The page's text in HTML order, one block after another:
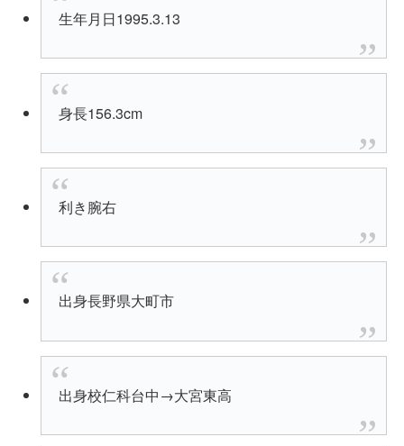
生年月日1995.3.13
身長156.3cm
利き腕右
出身長野県大町市
出身校仁科台中→大宮東高